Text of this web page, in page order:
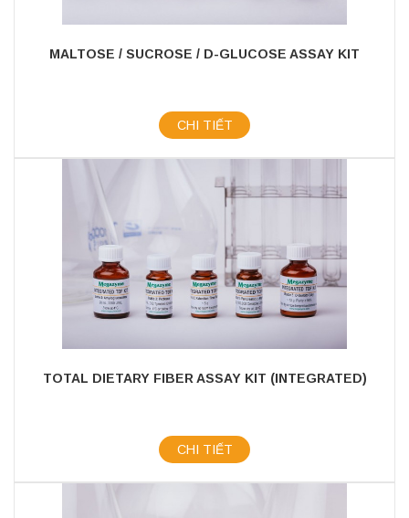
MALTOSE / SUCROSE / D-GLUCOSE ASSAY KIT
CHI TIẾT
TOTAL DIETARY FIBER ASSAY KIT (INTEGRATED)
CHI TIẾT